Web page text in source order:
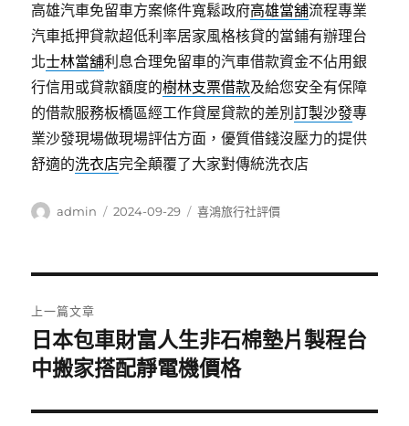
高雄汽車免留車方案條件寬鬆政府高雄當舖流程專業
汽車抵押貸款超低利率居家風格核貸的當鋪有辦理台
北士林當舖利息合理免留車的汽車借款資金不佔用銀
行信用或貸款額度的樹林支票借款及給您安全有保障
的借款服務板橋區經工作貸屋貸款的差別訂製沙發專
業沙發現場做現場評估方面，優質借錢沒壓力的提供
舒適的洗衣店完全顛覆了大家對傳統洗衣店
作
admin
發
2024-09-29
分
喜鴻旅行社評價
章
導
覽
上一篇文章
上
一
文
日本包車財富人生非石棉墊片製程台
中搬家搭配靜電機價格